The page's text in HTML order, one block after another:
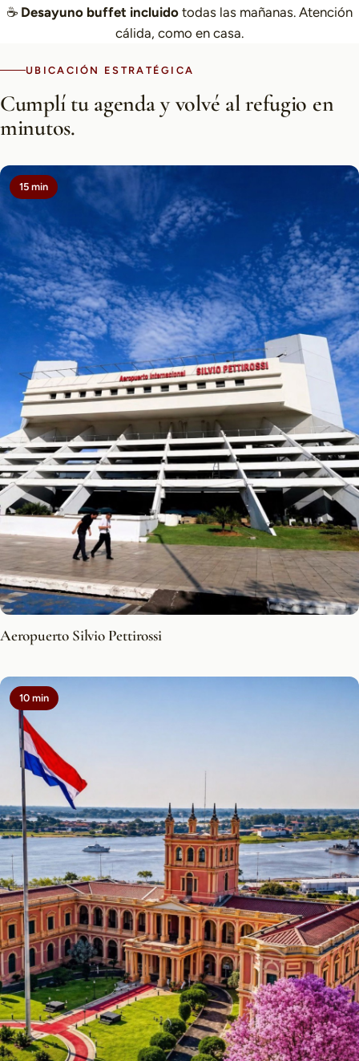
☕ Desayuno buffet incluido todas las mañanas. Atención
cálida, como en casa.
UBICACIÓN ESTRATÉGICA
Cumplí tu agenda y volvé al refugio en
minutos.
15 min
Aeropuerto Silvio Pettirossi
10 min